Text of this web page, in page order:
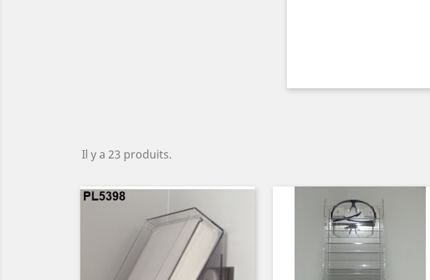
Il y a 23 produits.